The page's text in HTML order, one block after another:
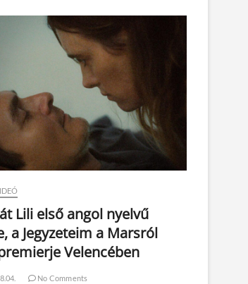
Lili első angol nyelvű
a Jegyzeteim a Marsról
Velencében
No Comments